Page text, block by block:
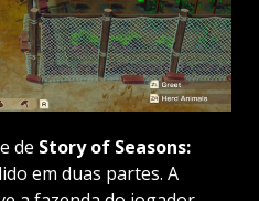
de Story of Seasons:
em duas partes. A